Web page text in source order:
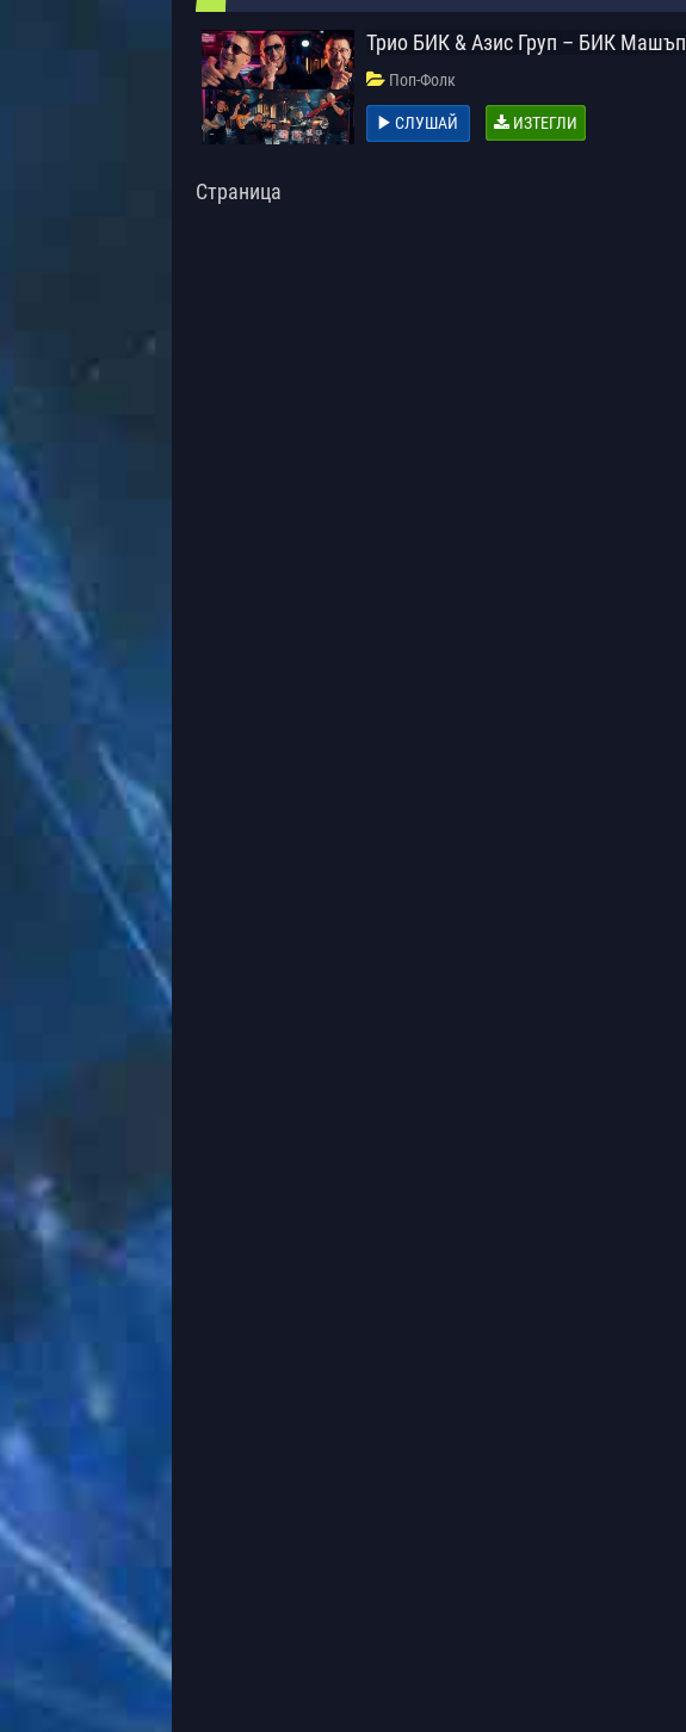
Трио БИК & Азис Груп – БИК Машъп
Поп-Фолк
СЛУШАЙ ИЗТЕГЛИ
Страница